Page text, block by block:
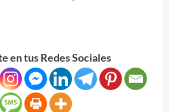
en tus Redes Sociales